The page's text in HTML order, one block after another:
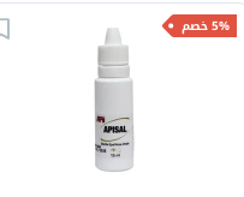
5% خصم